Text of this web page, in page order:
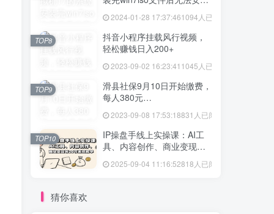
2024-01-28 17:37:461094人已阅读
抖音小程序挂载风行视频，
轻松赚钱日入200+
2023-09-02 16:23:41 1045人已阅读
TOP8
滑县社保9月10日开始缴费，
每人380元…
2023-09-08 17:53:18831人已阅读
TOP9
IP操盘手线上实操课：AI工
具、内容创作、商业变现等
2025-09-04 11:16:52818人已阅读
TOP10
猜你喜欢